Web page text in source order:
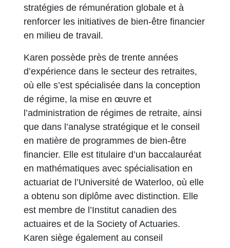
stratégies de rémunération globale et à
renforcer les initiatives de bien-être financier
en milieu de travail.
Karen possède près de trente années
d’expérience dans le secteur des retraites,
où elle s’est spécialisée dans la conception
de régime, la mise en œuvre et
l’administration de régimes de retraite, ainsi
que dans l’analyse stratégique et le conseil
en matière de programmes de bien-être
financier. Elle est titulaire d’un baccalauréat
en mathématiques avec spécialisation en
actuariat de l’Université de Waterloo, où elle
a obtenu son diplôme avec distinction. Elle
est membre de l’Institut canadien des
actuaires et de la Society of Actuaries.
Karen siège également au conseil